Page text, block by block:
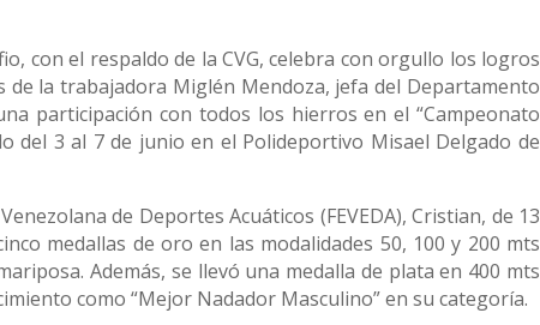
con el respaldo de la CVG, celebra con orgullo los logros
la trabajadora Miglén Mendoza, jefa del Departamento
participación con todos los hierros en el “Campeonato
del 3 al 7 de junio en el Polideportivo Misael Delgado de
de Deportes Acuáticos (FEVEDA), Cristian, de 13
medallas de oro en las modalidades 50, 100 y 200 mts
Además, se llevó una medalla de plata en 400 mts
como “Mejor Nadador Masculino” en su categoría.